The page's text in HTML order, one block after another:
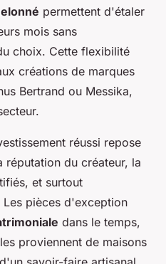
permettent d'étaler
mois sans
choix. Cette flexibilité
créations de marques
Bertrand ou Messika,
réussi repose
réputation du créateur, la
et surtout
pièces d'exception
dans le temps,
proviennent de maisons